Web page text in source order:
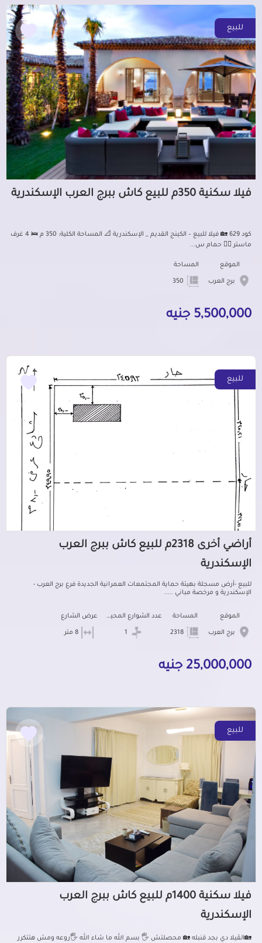
للبيع
فيلا سكنية 350م للبيع كاش ببرج العرب الإسكندرية
كود 629 🏡 فيلا للبيع – الكينج القديم _ الإسكندرية 📐 المساحة الكلية: 350 م 🛌 4 غرف
ماستر 🏊‍♂️ حمام س...
الموقع
برج العرب
المساحة
5,500,000 جنيه
للبيع
أراضي أخرى 2318م للبيع كاش ببرج العرب
الإسكندرية
للبيع -أرض مسجلة بهيئة حماية المجتمعات العمرانية الجديدة فرع برج العرب -
الإسكندرية و مرخصة مباني .....
الموقع
برج العرب
المساحة عدد الشوارع المحيطه عرض الشارع
8 متر
25,000,000 جنيه
للبيع
فيلا سكنية 1400م للبيع كاش ببرج العرب
الإسكندرية
🏡الڤيلا دي بجد قنبله 🏡 محصلتش 🖐️ بسم الله ما شاء الله 🖐️روعه ومش هتتكرر